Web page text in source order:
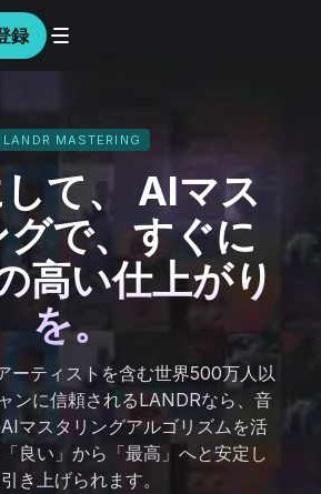
録
LANDR MASTERING
て、 AIマス
グで、すぐに
高い仕上がり
を。
ーティストを含む世界500万人以
ンに信頼されるLANDRなら、音
マスタリングアルゴリズムを活
良い」から「最高」へと安定し
き上げられます。